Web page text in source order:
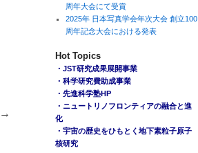
→
周年大会にて受賞
2025年 日本写真学会年次大会 創立100
周年記念大会における発表
Hot Topics
・JST研究成果展開事業
・科学研究費助成事業
・先進科学塾HP
・ニュートリノフロンティアの融合と進
化
・宇宙の歴史をひもとく地下素粒子原子
核研究